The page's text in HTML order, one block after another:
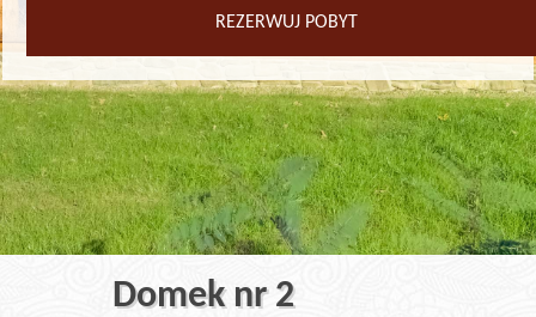
REZERWUJ POBYT
Domek nr 2